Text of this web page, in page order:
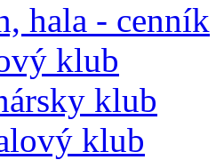
hala - cenník
klub
klub
klub